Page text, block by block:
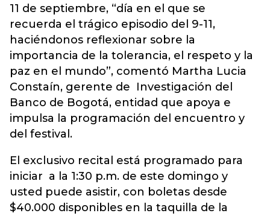
11 de septiembre, “día en el que se
recuerda el trágico episodio del 9-11,
haciéndonos reflexionar sobre la
importancia de la tolerancia, el respeto y la
paz en el mundo”, comentó Martha Lucia
Constaín, gerente de Investigación del
Banco de Bogotá, entidad que apoya e
impulsa la programación del encuentro y
del festival.
El exclusivo recital está programado para
iniciar a la 1:30 p.m. de este domingo y
usted puede asistir, con boletas desde
$40.000 disponibles en la taquilla de la